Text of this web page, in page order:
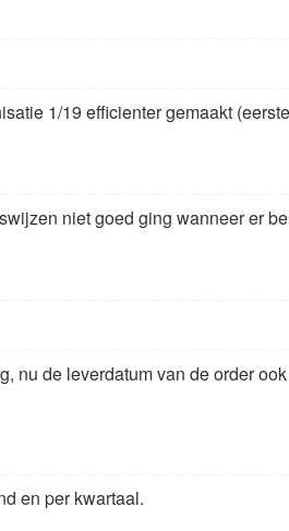
1/19 efficienter gemaakt
niet goed ging wanneer er
nu de leverdatum van de order
en per kwartaal.